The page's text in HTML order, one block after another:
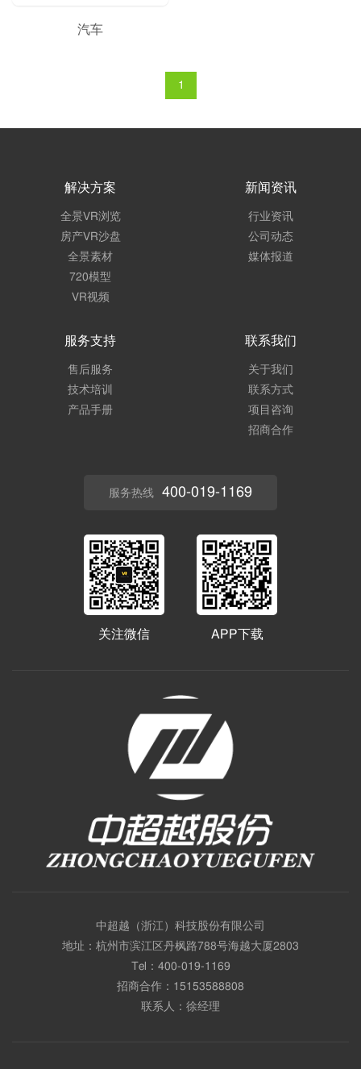
汽车
1
解决方案
全景VR浏览
房产VR沙盘
全景素材
720模型
VR视频
新闻资讯
行业资讯
公司动态
媒体报道
服务支持
售后服务
技术培训
产品手册
联系我们
关于我们
联系方式
项目咨询
招商合作
服务热线 400-019-1169
关注微信 APP下载
中超越（浙江）科技股份有限公司
地址：杭州市滨江区丹枫路788号海越大厦2803
Tel： 400-019-1169
招商合作： 15153588808
联系人：徐经理